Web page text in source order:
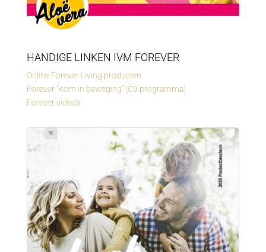
HANDIGE LINKEN IVM FOREVER
Online Forever Living producten
Forever “Kom in beweging” (C9 programma)
Forever video’s